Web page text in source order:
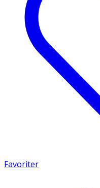
Favoriter